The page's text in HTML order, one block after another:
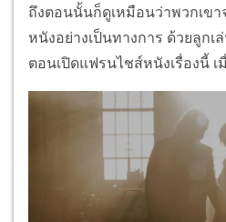
ถึงตอนนั้นก็ดูเหมือนว่าพวกเขา
หนังอย่างเป็นทางการ ด้วยลูกเ
ตอนเปิดแฟรนไชส์หนังเรื่องนี้ เ